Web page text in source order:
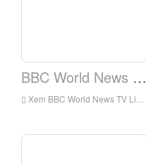
BBC World News TV
Xem BBC World News TV Live trực tuyến, BBC World News TV HD Live Streaming, BBC World News TV Watch Truyền hình trực tiếp từ Anh